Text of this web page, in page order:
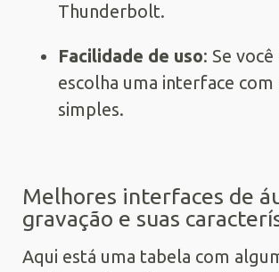
Thunderbolt.
Facilidade de uso: Se
escolha uma interface
simples.
Melhores interfaces de
gravação e suas
Aqui está uma tabela com